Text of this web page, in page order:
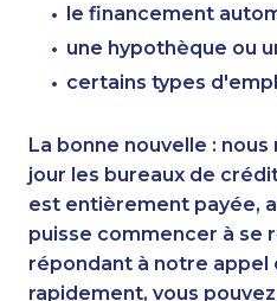
le financement
une hypothèque ou
certains types
La bonne nouvelle :
jour les bureaux de
est entièrement payée,
puisse commencer à se
répondant à notre
rapidement, vous